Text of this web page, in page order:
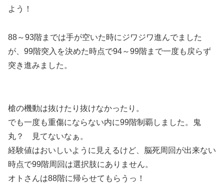
よう！
88～93階までは手が空いた時にジワジワ進んでました
が、99階突入を決めた時点で94～99階まで一度も戻らず
突き進みました。
槍の機動は抜けたり抜けなかったり。
でも一度も重傷にならない内に99階制覇しました。鬼
丸？ 見てないなぁ。
経験値はおいしいように見えるけど、脳死周回が出来ない
時点で99階周回は選択肢にありません。
オトさんは88階に帰らせてもらうっ！